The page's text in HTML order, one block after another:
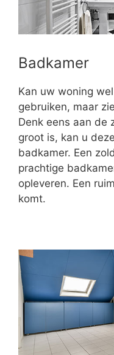
Badkamer
Kan uw woning
gebruiken, maar
Denk eens aan de
groot is, kan u
badkamer. Een
prachtige
opleveren. Een
komt.